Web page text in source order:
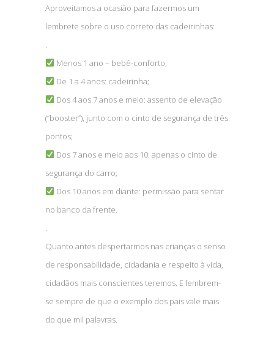
Aproveitamos a ocasião para fazermos um
lembrete sobre o uso correto das cadeirinhas:
.
Menos 1 ano – bebê-conforto;
De 1 a 4 anos: cadeirinha;
Dos 4 aos 7 anos e meio: assento de elevação
(“booster”), junto com o cinto de segurança de três
pontos;
Dos 7 anos e meio aos 10: apenas o cinto de
segurança do carro;
Dos 10 anos em diante: permissão para sentar
no banco da frente.
.
Quanto antes despertarmos nas crianças o senso
de responsabilidade, cidadania e respeito à vida,
cidadãos mais conscientes teremos. E lembrem-
se sempre de que o exemplo dos pais vale mais
do que mil palavras.